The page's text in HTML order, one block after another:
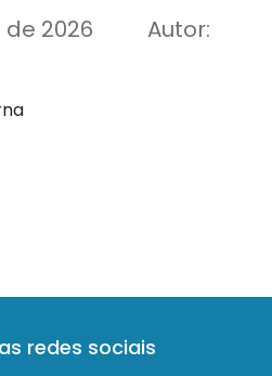
de 2026 Autor:
redes sociais